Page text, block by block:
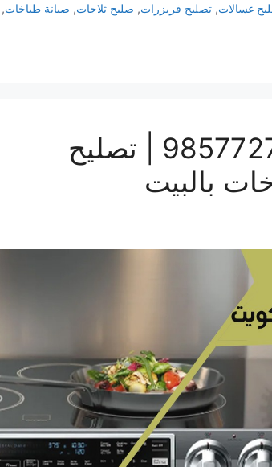
غسالات,تصليح فريزرات, صليح ثلاجات, صيانة طباخات,
تصليح طباخات الفحيحيل 98577272 | تصليح
بالبيت